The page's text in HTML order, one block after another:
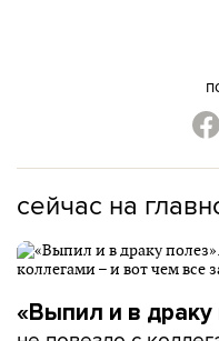
сейчас на
«Выпил и в драку